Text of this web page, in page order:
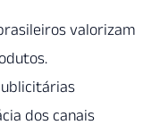
valorizam
dos canais